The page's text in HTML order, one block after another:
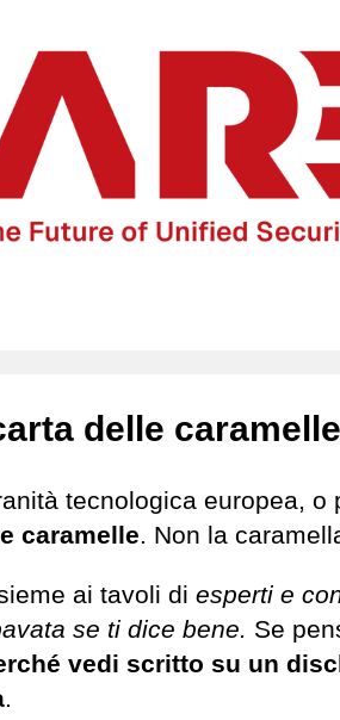
delle
tecnologica europea, o
caramelle. Non la
ai tavoli di esperti e
se ti dice bene. Se
vedi scritto su un
.